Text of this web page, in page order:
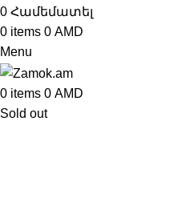
0 Համեմատել
0 items 0 AMD
Menu
0 items 0 AMD
Sold out